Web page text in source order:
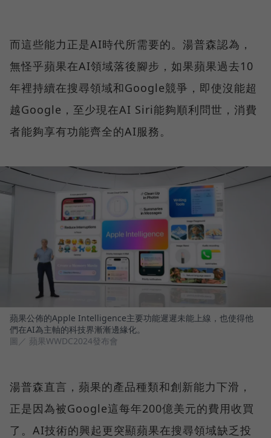
而這些能力正是AI時代所需要的。湯普森認為，
無怪乎蘋果在AI領域落後腳步，如果蘋果過去10
年裡持續在搜尋領域和Google競爭，即使沒能超
越Google，至少現在AI Siri能夠順利問世，消費
者能夠享有功能齊全的AI服務。
蘋果公佈的Apple Intelligence主要功能遲遲未能上線，也使得他
們在AI為主軸的科技界漸漸邊緣化。
圖／ 蘋果WWDC2024發布會
湯普森直言，蘋果的產品種類和創新能力下滑，
正是因為被Google這每年200億美元的費用收買
了。AI技術的興起更突顯蘋果在搜尋領域缺乏投